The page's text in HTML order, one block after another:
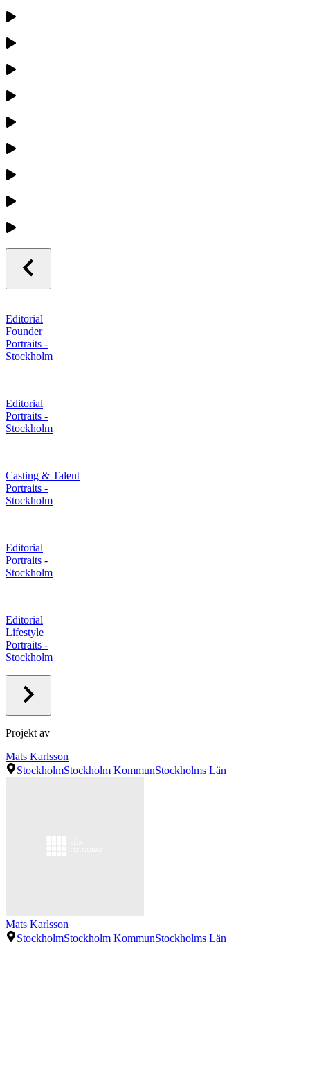
Editorial
Founder
Portraits -
Stockholm
Editorial
Portraits -
Stockholm
Casting & Talent
Portraits -
Stockholm
Editorial
Portraits -
Stockholm
Editorial
Lifestyle
Portraits -
Stockholm
Projekt av
Mats Karlsson
StockholmStockholm KommunStockholms Län
Mats Karlsson
StockholmStockholm KommunStockholms Län